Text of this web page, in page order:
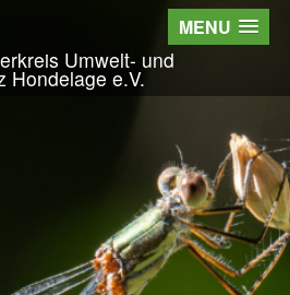
Geschichte
und Freiwilliges
Umwelt- und
Hondelage e.V.
MENU